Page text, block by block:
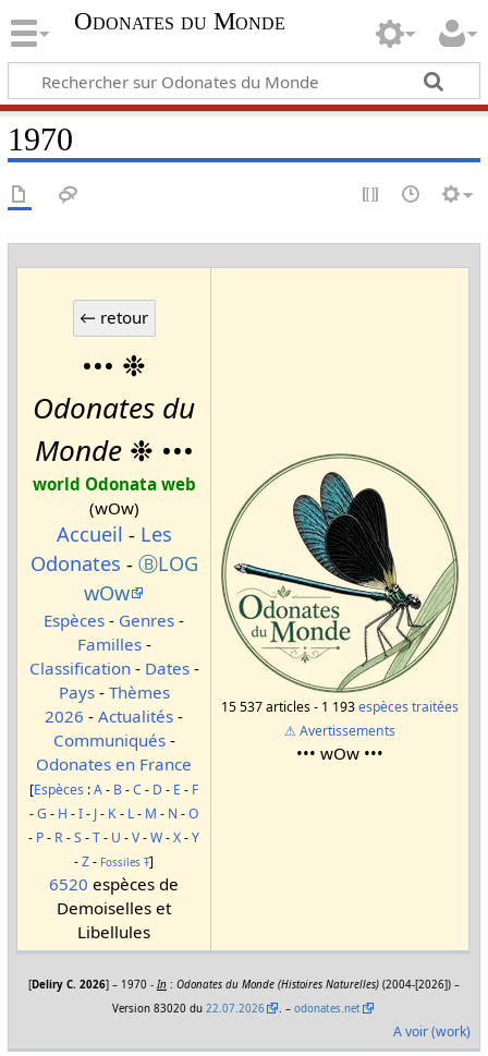
Odonates du Monde
1970
••• ❉
Odonates du
Monde❉ •••
world Odonata web
(wOw)
Accueil - Les
Odonates - ⒷLOG
wOw
Espèces - Genres -
Familles-
Classification- Dates-
Pays- Thèmes
2026 -Actualités -
Communiqués-
Odonates en France
[Espèces :A- B-C- D - E - F
-G - H -I- J- K- L- M - N -O
- P- R-S -T- U -V-W-X-Y
-Z- Fossiles Ŧ]
6520 espèces de
Demoiselles et
Libellules
15 537 articles - 1 193espèces traitées
⚠ Avertissements
••• wOw •••
[Deliry C. 2026] – 1970 - In : Odonates du Monde (Histoires Naturelles)(2004-[2026]) –
Version 83020 du22.07.2026 . –odonates.net
A voir (work)